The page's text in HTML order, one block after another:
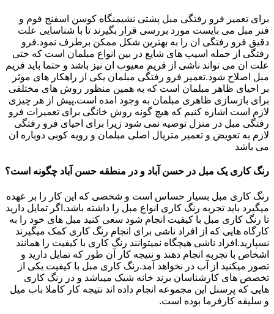
برای تعمیر فرو رفتگی مبل پشتی نشیمنگاه کوسن اسفنج فوم و
فنر مبل می بایست مورد بررسی قرار بگیرند تا با شناسایی علت
دقیق فرو رفتگی ان را به بهترین شکل ممکن برطرف نمود.فرو
رفتگی از جمله اسیب های شایع در بین انواع مبلمان است که حتی
علت ان می تواند ناشی از فریم معیوب ان نیز باشد و حتما باید فریم
مبل اصلاح شود.تعمیر فرو رفتگی مبلمان یکی از راهکار های موثر
بر احیای ظاهر مبلمان است که به همین منظور روش های مختلفی
برای بازسازی ظاهری مبلمان به وجود امده است.پیش از هر چیزی
لازم است اشاره کنیم که هیچ گونه روش خانگی برای تعمیرات فرو
رفتگی مبل در منزل توصیه نمی شود زیرا برای احیای فرو رفتگی
لازم به تعویض و تعمیر متریال اصلی مبلمان و رویه کوبی دوباره ان
می باشد
رنگ کاری یک مبل در حسن آباد و در منطقه حسن آباد چگونه است؟
رنگ کاری مبل بسیار حساس است و شخصی که این کار را بر عهده
میگیرد باید تجربه رنگ کاری انواع مبل را داشته باشد.اگر تمایل دارید
تا رنگ کاری مبل با کیفیت انجام شود سعی کنید مبل های خود را به
کارگاه هایی که از افراد ناشی برای انجام رنگ کاری کمک میگیرند
نسپارید.افراد ناشی هیچگاه نمیتوانند رنگ کاری با کیفیت را همانند
اشخاص با تجربه انجام دهند و نتیجه کار آن طور که تمایل دارید و
تصور میکنید از آب در نخواهد آمد.رنگ کاری مبل با کیفیت یکی از
تخصص های کارشناسان برند خانه شیک میباشد و در رنگ کاری
هایی که پرسنل این مجموعه انجام داده اند نتیجه کار کاملا باب میل
و سلیقه کارفرما بوده است.